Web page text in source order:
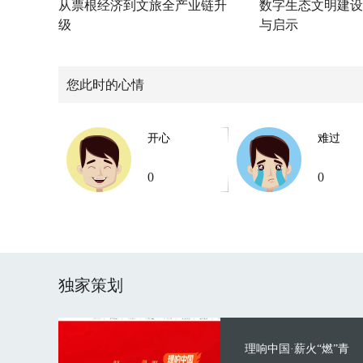
从票根经济到文旅全产业链升
级
数字生态文明建
与启示
您此时的心情
开心
0
难过
0
独家策划
理响中国·薪火“燃”青